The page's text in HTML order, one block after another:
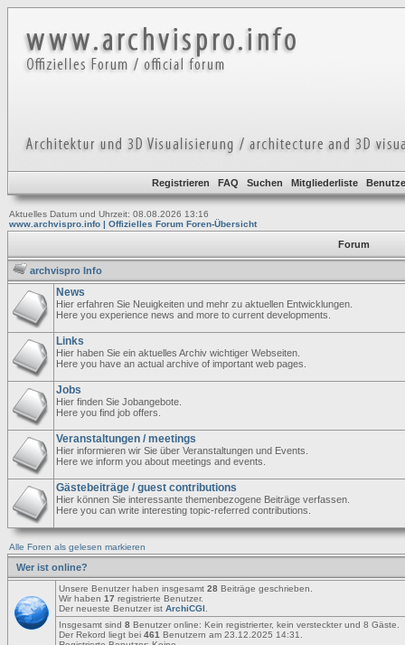
Registrieren FAQ Suchen Mitgliederliste
Aktuelles Datum und Uhrzeit: 08.08.2026 13:16
www.archvispro.info | Offizielles Forum Foren-Übersicht
Forum
archvispro Info
News
Hier erfahren Sie Neuigkeiten und mehr zu aktuellen Entwicklungen.
Here you experience news and more to current developments.
Links
Hier haben Sie ein aktuelles Archiv wichtiger Webseiten.
Here you have an actual archive of important web pages.
Jobs
Hier finden Sie Jobangebote.
Here you find job offers.
Veranstaltungen / meetings
Hier informieren wir Sie über Veranstaltungen und Events.
Here we inform you about meetings and events.
Gästebeiträge / guest contributions
Hier können Sie interessante themenbezogene Beiträge verfassen.
Here you can write interesting topic-referred contributions.
Alle Foren als gelesen markieren
Wer ist online?
Unsere Benutzer haben insgesamt 28 Beiträge geschrieben.
Wir haben 17 registrierte Benutzer.
Der neueste Benutzer ist ArchiCGI
Insgesamt sind 8 Benutzer online: Kein registrierter, kein versteckter und 8
Der Rekord liegt bei 461 Benutzern am 23.12.2025 14:31.